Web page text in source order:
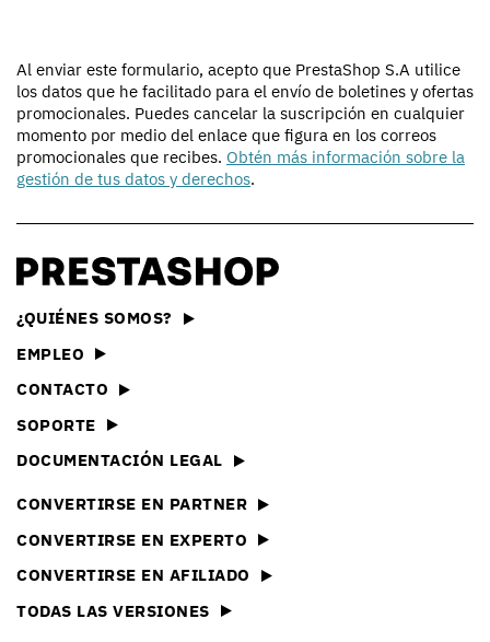
Al enviar este formulario, acepto que PrestaShop S.A utilice
los datos que he facilitado para el envío de boletines y ofertas
promocionales. Puedes cancelar la suscripción en cualquier
momento por medio del enlace que figura en los correos
promocionales que recibes. Obtén más información sobre la
gestión de tus datos y derechos.
¿QUIÉNES SOMOS?
EMPLEO
CONTACTO
SOPORTE
DOCUMENTACIÓN LEGAL
CONVERTIRSE EN PARTNER
CONVERTIRSE EN EXPERTO
CONVERTIRSE EN AFILIADO
TODAS LAS VERSIONES